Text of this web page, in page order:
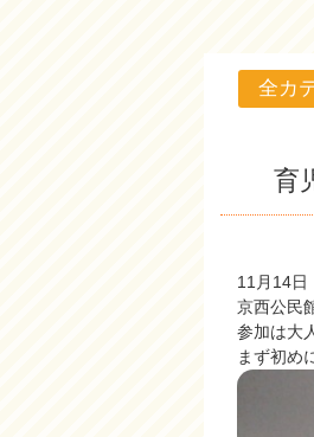
全カ
育
11月14日
京西公民
参加は大
まず初め